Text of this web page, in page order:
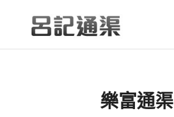
樂富通渠